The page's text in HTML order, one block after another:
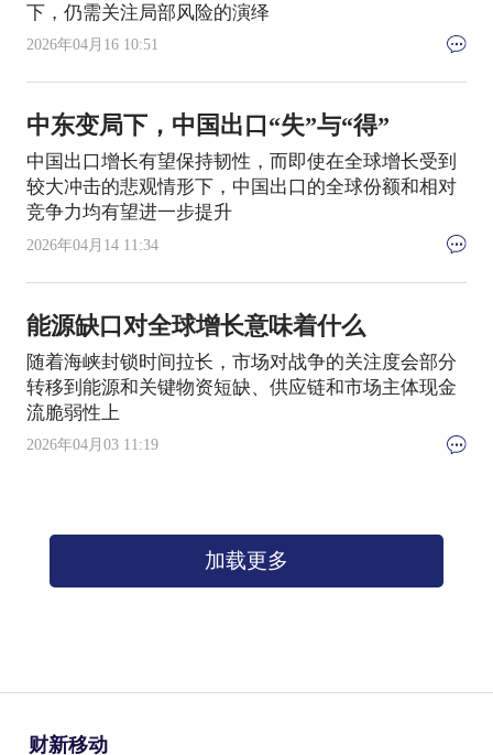
下，仍需关注局部风险的演绎
2026年04月16 10:51
中东变局下，中国出口“失”与“得”
中国出口增长有望保持韧性，而即使在全球增长受到
较大冲击的悲观情形下，中国出口的全球份额和相对
竞争力均有望进一步提升
2026年04月14 11:34
能源缺口对全球增长意味着什么
随着海峡封锁时间拉长，市场对战争的关注度会部分
转移到能源和关键物资短缺、供应链和市场主体现金
流脆弱性上
2026年04月03 11:19
加载更多
财新移动